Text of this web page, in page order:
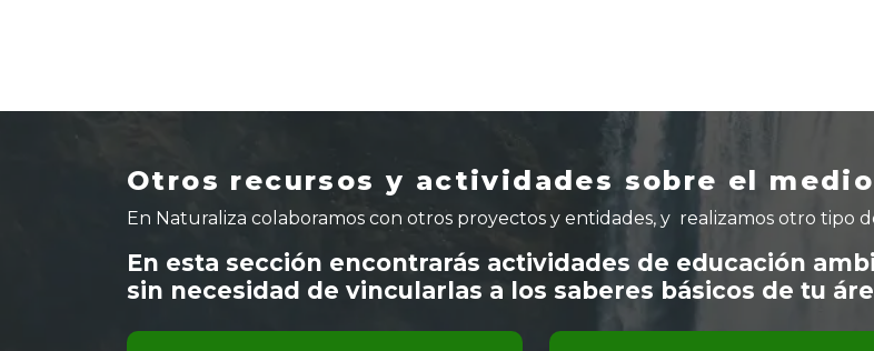
Otros recursos y actividades sobre el
En Naturaliza colaboramos con otros proyectos y entidades, y realizamos otro tipo
En esta sección encontrarás actividades de educación
sin necesidad de vincularlas a los saberes básicos de tu